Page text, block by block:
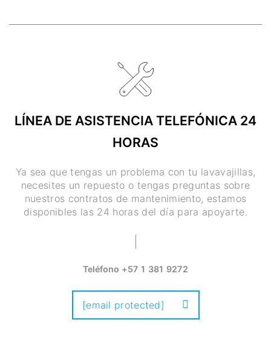
LÍNEA DE ASISTENCIA TELEFÓNICA 24
HORAS
Ya sea que tengas un problema con tu lavavajillas,
necesites un repuesto o tengas preguntas sobre
nuestros contratos de mantenimiento, estamos
disponibles las 24 horas del día para apoyarte.
Teléfono +57 1 381 9272
[email protected]